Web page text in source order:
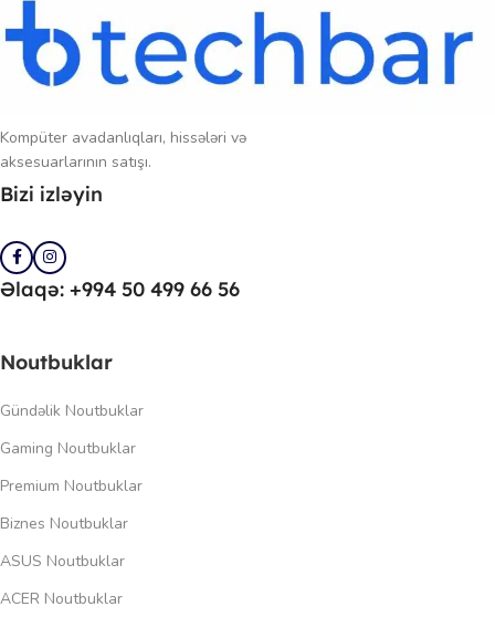
Kompüter avadanlıqları, hissələri və
aksesuarlarının satışı.
Bizi izləyin
Əlaqə: +994 50 499 66 56
Noutbuklar
Gündəlik Noutbuklar
Gaming Noutbuklar
Premium Noutbuklar
Biznes Noutbuklar
ASUS Noutbuklar
ACER Noutbuklar